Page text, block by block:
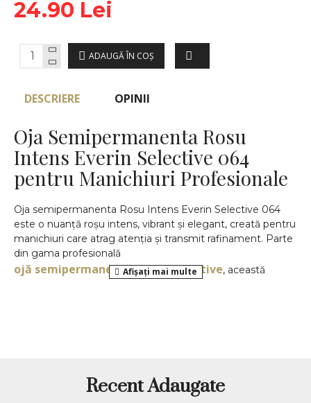
24.90 Lei
ADAUGĂ ÎN COŞ
DESCRIERE OPINII
Oja Semipermanenta Rosu
Intens Everin Selective 064
pentru Manichiuri Profesionale
Oja semipermanenta Rosu Intens Everin Selective 064
este o nuanță roșu intens, vibrant și elegant, creată pentru
manichiuri care atrag atenția și transmit rafinament. Parte
din gama profesională
ojă semipermanentă Everin Selective, această
eveniment, de la întâlniri business la ocazii speciale.
Recent Adaugate